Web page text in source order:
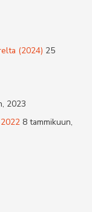
(2024) 25
2023
8 tammikuun,